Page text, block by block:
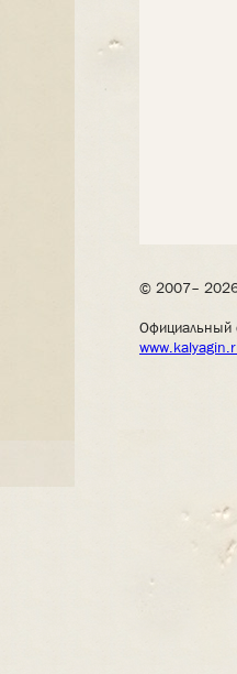
© 2007–
Официальный